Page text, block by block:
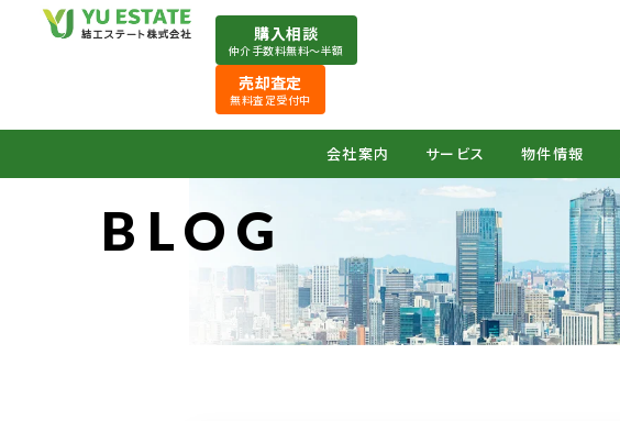
購入相談
仲介手数料無料〜半額
売却査定
無料査定受付中
会社案内 サービス 物件情報
BLOG